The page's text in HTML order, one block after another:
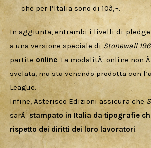
che per l’Italia sono di 10â‚¬.
In aggiunta, entrambi i livelli di pledge
a una versione speciale di Stonewall
partite online. La modalitÃ  online non
svelata, ma sta venendo prodotta con
League.
Infine, Asterisco Edizioni assicura che
sarÃ stampato in Italia da tipografie
rispetto dei diritti dei loro lavoratori.